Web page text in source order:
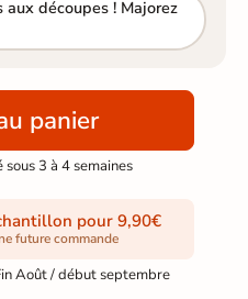
découpes ! Majorez
panier
3 à 4 semaines
pour 9,90€
future commande
Août / début septembre